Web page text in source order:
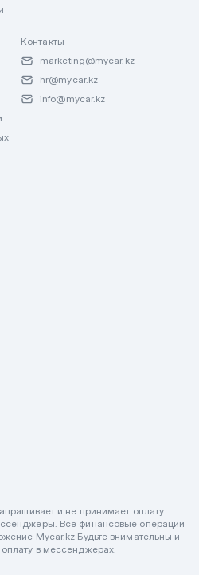
Контакты
marketing@mycar.kz
hr@mycar.kz
info@mycar.kz
и не принимает оплату
Все финансовые операции
Mycar.kz Будьте внимательны и
в мессенджерах.